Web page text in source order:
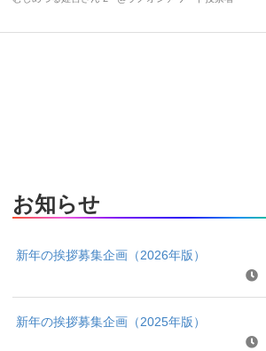
お知らせ
新年の挨拶募集企画（2026年版）
新年の挨拶募集企画（2025年版）